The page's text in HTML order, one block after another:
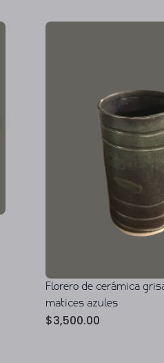
Florero de cerámica
matices azules
$3,500.00